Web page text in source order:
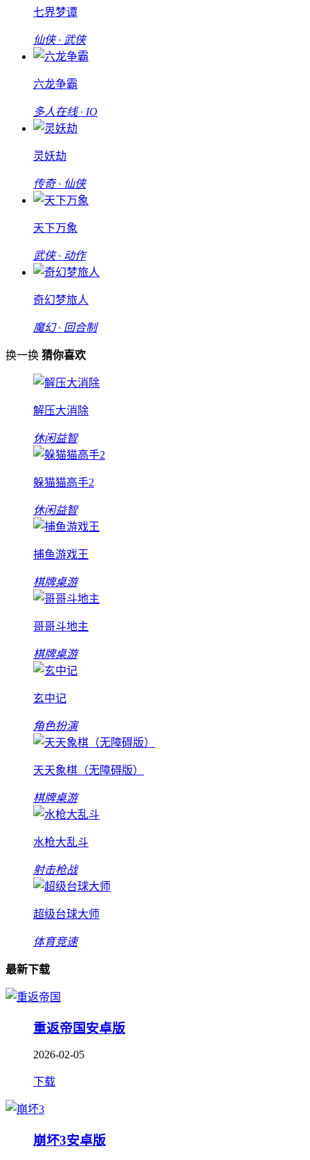
七界梦谭
仙侠 · 武侠
六龙争霸
多人在线 · IO
灵妖劫
传奇 · 仙侠
天下万象
武侠 · 动作
奇幻梦旅人
魔幻 · 回合制
换一换 猜你喜欢
解压大消除
休闲益智
躲猫猫高手2
休闲益智
捕鱼游戏王
棋牌桌游
哥哥斗地主
棋牌桌游
玄中记
角色扮演
天天象棋（无障碍版）
棋牌桌游
水枪大乱斗
射击枪战
超级台球大师
体育竞速
最新下载
重返帝国安卓版
2026-02-05
下载
崩坏3安卓版